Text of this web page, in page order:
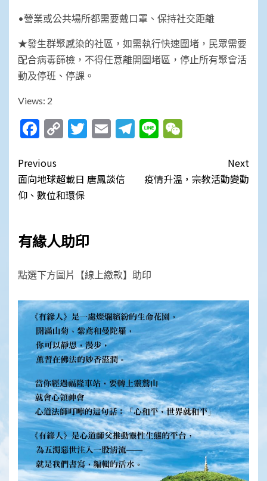
•營業或公共場所都需要戴口罩、保持社交距離
★發生群聚感染的社區，如需執行快速圍堵，民眾需要
配合病毒篩檢，不得任意離開圍堵區，停止所有聚會活
動及停班、停課。
Views: 2
Facebook
Copy
Link
Twitter
EmailTelegram
Line
Post
navigation
Previous
面向地球超載日 唐鳳談信
仰、數位和環保
Next
疫情升溫，宗教活動變動
有緣人助印
點選下方圖片【線上繳款】助印